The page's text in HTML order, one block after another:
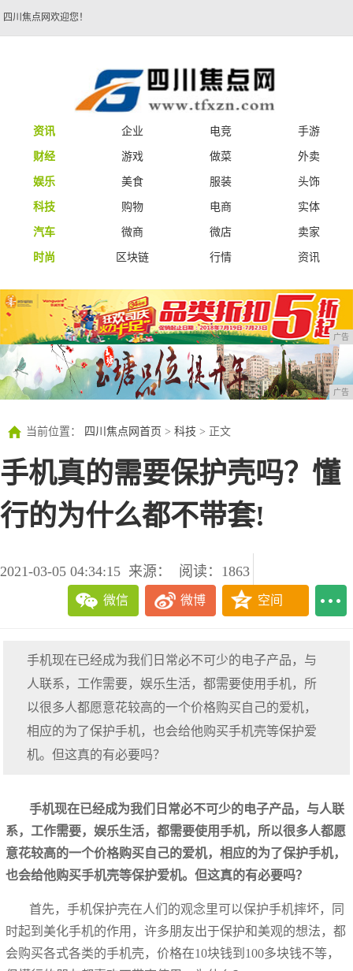
四川焦点网欢迎您！
资讯 企业 电竞
手游
财经
游戏 做菜
外卖
娱乐
美食 服装
头饰
科技
购物 电商
实体
汽车
微商 微店
卖家
时尚
区块链 行情 资讯
广告
广告
当前位置： 四川焦点网首页 > 科技 > 正文
手机真的需要保护壳吗？懂
行的为什么都不带套!
2021-03-05 04:34:15 来源： 阅读：1863
微信 微博 空间
手机现在已经成为我们日常必不可少的电子产品，与
人联系，工作需要，娱乐生活，都需要使用手机，所
以很多人都愿意花较高的一个价格购买自己的爱机，
相应的为了保护手机，也会给他购买手机壳等保护爱
机。但这真的有必要吗？
手机现在已经成为我们日常必不可少的电子产品，与人联
系，工作需要，娱乐生活，都需要使用手机，所以很多人都愿
意花较高的一个价格购买自己的爱机，相应的为了保护手机，
也会给他购买手机壳等保护爱机。但这真的有必要吗？
首先，手机保护壳在人们的观念里可以保护手机摔坏，同
时起到美化手机的作用，许多朋友出于保护和美观的想法，都
会购买各式各类的手机壳，价格在10块钱到100多块钱不等，